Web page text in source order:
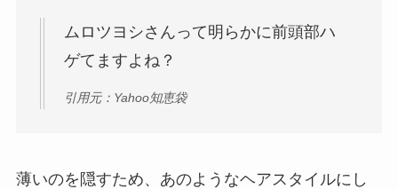
ムロツヨシさんって明らかに前頭部ハ
ゲてますよね？
引用元：Yahoo知恵袋
薄いのを隠すため、あのようなヘアスタイルにし